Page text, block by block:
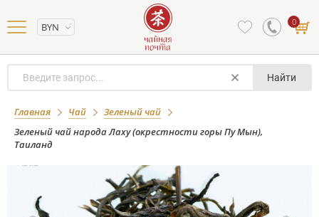
BYN 0
Найти
Главная Чай
Зеленый чай
Зеленый чай народа Лаху (окрестности горы Пу Мын),
Таиланд
Зеленый чай народа Лаху
(окрестности горы Пу Мын), Таиланд